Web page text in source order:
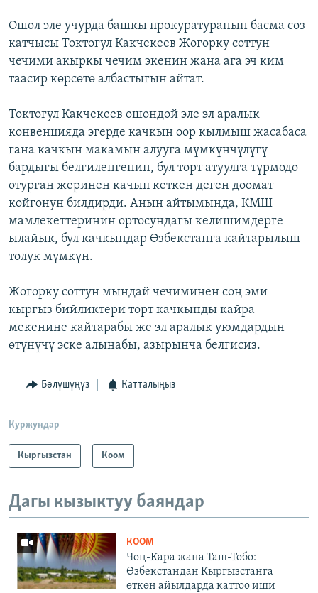
Ошол эле учурда башкы прокуратуранын басма сөз
катчысы Токтогул Какчекеев Жогорку соттун
чечими акыркы чечим экенин жана ага эч ким
таасир көрсөтө албастыгын айтат.
Токтогул Какчекеев ошондой эле эл аралык
конвенцияда эгерде качкын оор кылмыш жасабаса
гана качкын макамын алууга мүмкүнчүлүгү
бардыгы белгиленгенин, бул төрт атуулга түрмөдө
отурган жеринен качып кеткен деген доомат
койгонун билдирди. Анын айтымында, КМШ
мамлекеттеринин ортосундагы келишимдерге
ылайык, бул качкындар Өзбекстанга кайтарылыш
толук мүмкүн.
Жогорку соттун мындай чечиминен соң эми
кыргыз бийликтери төрт качкынды кайра
мекенине кайтарабы же эл аралык уюмдардын
өтүнүчү эске алынабы, азырынча белгисиз.
Бөлүшүңүз Катталыңыз
Куржундар
Кыргызстан Коом
Дагы кызыктуу баяндар
КООМ
Чоң-Кара жана Таш-Төбө:
Өзбекстандан Кыргызстанга
өткөн айылдарда каттоо иши